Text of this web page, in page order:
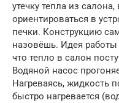
утечку тепла из
ориентироваться в
печки. Конструкцию
назовёшь. Идея работы
что тепло в салон
Водяной насос
Нагреваясь, жидкость
быстро нагревается